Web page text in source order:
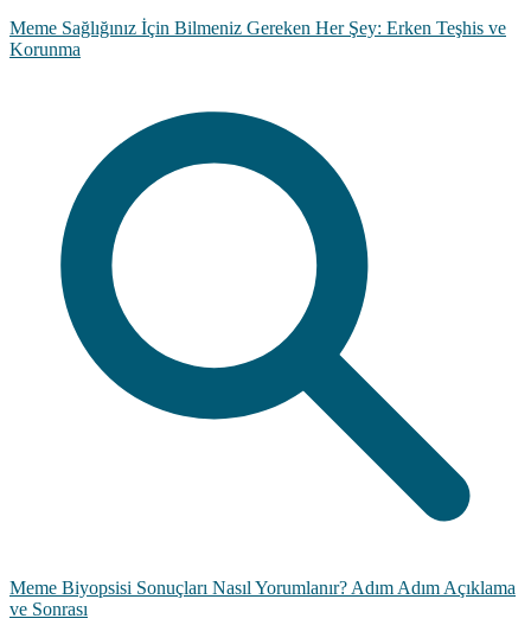
Meme Sağlığınız İçin Bilmeniz Gereken Her Şey: Erken Teşhis ve
Korunma
Meme Biyopsisi Sonuçları Nasıl Yorumlanır? Adım Adım Açıklama
ve Sonrası